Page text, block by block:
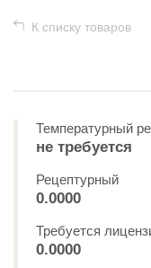
К списку товаров
Температурный
не требуется
Рецептурный
0.0000
Требуется
0.0000